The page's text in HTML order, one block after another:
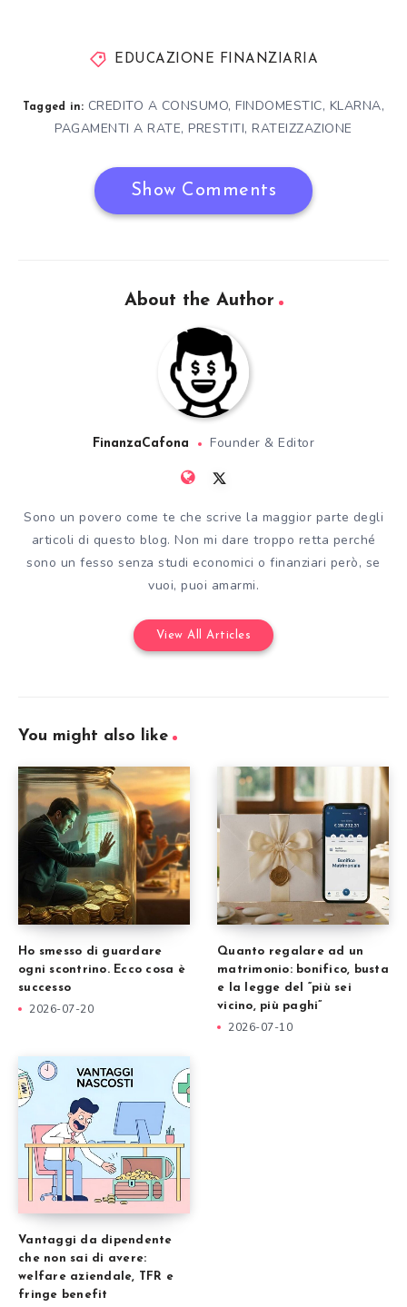
EDUCAZIONE FINANZIARIA
Tagged in: CREDITO A CONSUMO,FINDOMESTIC, KLARNA,
PAGAMENTI A RATE,PRESTITI,RATEIZZAZIONE
Show Comments
About the Author
FinanzaCafona Founder & Editor
Sono un povero come te che scrive la maggior parte degli
articoli di questo blog. Non mi dare troppo retta perché
sono un fesso senza studi economici o finanziari però, se
vuoi, puoi amarmi.
View All Articles
You might also like
Ho smesso di guardare
ogni scontrino. Ecco cosa è
successo
2026-07-20
Quanto regalare ad un
matrimonio: bonifico, busta
e la legge del “più sei
vicino, più paghi”
2026-07-10
Vantaggi da dipendente
che non sai di avere:
welfare aziendale, TFR e
fringe benefit